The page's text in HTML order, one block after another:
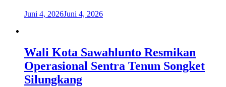
Juni 4, 2026Juni 4, 2026
Wali Kota Sawahlunto Resmikan
Operasional Sentra Tenun Songket
Silungkang